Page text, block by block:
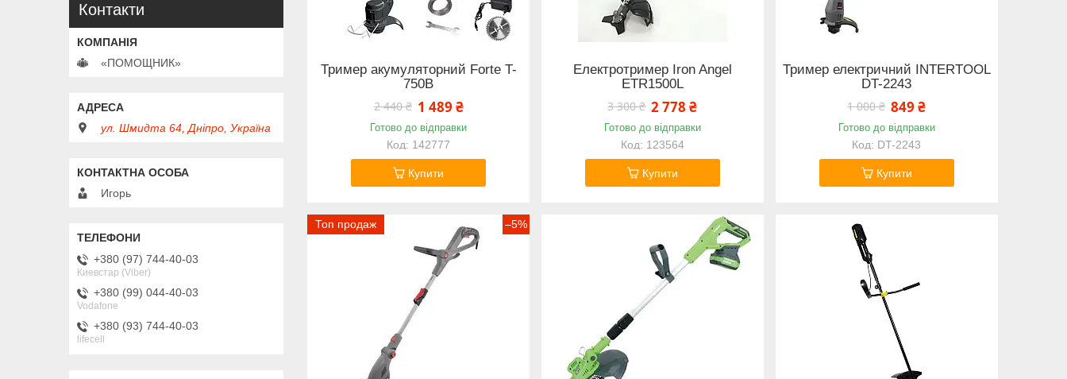
Тример акумуляторний Forte T-
750B
2 440 ₴ 1 489 ₴
Готово до відправки
142777
Купити
Електротример Iron Angel
ETR1500L
3 300 ₴ 2 778 ₴
Готово до відправки
123564
Купити
Тример електричний INTERTOOL
DT-2243
1 000 ₴ 849 ₴
Готово до відправки
DT-2243
Купити
Топ продаж –5%
Контакти
«ПОМОЩНИК»
ул. Шмидта 64, Дніпро, Україна
Игорь
+380 (97) 744-40-03
Киевстар (Viber)
+380 (99) 044-40-03
Vodafone
+380 (93) 744-40-03
lifecell